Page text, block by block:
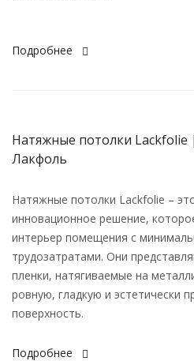
Подробнее
Натяжные потолки
Лакфоль
Натяжные потолки Lackfolie –
инновационное решение,
интерьер помещения с
трудозатратами. Они
пленки, натягиваемые на
ровную, гладкую и эстетически
поверхность.
Подробнее